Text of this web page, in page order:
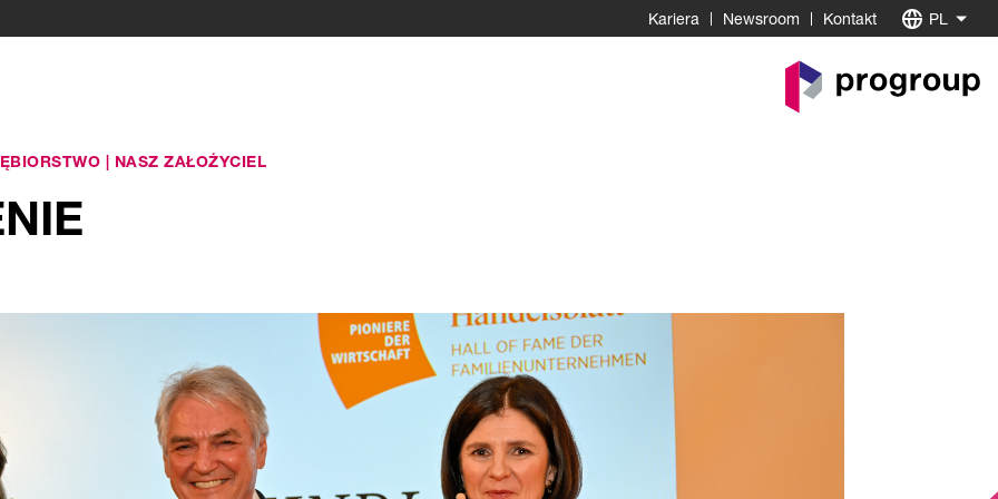
Kariera Newsroom Kontakt PL
strony
startowej
| NASZ ZAŁOŻYCIEL